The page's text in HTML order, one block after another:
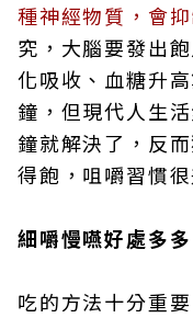
種神經物質，會
究，大腦要發出
化吸收、血糖升
鐘，但現代人生
鐘就解決了，反
得飽，咀嚼習慣很
細嚼慢嚥好處多多
吃的方法十分重